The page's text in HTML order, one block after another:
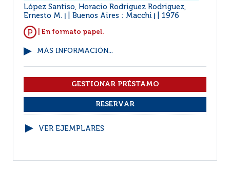
López Santiso, Horacio Rodriguez Rodriguez,
Ernesto M.
Buenos Aires : Macchi 1976
| En formato papel.
MÁS INFORMACIÓN...
VER EJEMPLARES